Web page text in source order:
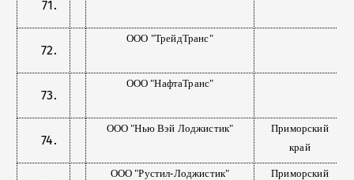
ООО "ТрейдТранс"
ООО "НафтаТранс"
ООО "Нью Вэй Лоджистик"
Приморский
край
ООО "Рустил-Лоджистик"
Приморский